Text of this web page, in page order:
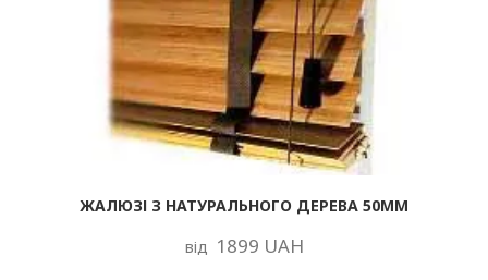
ЖАЛЮЗІ З НАТУРАЛЬНОГО ДЕРЕВА 50ММ
від 1899 UAH